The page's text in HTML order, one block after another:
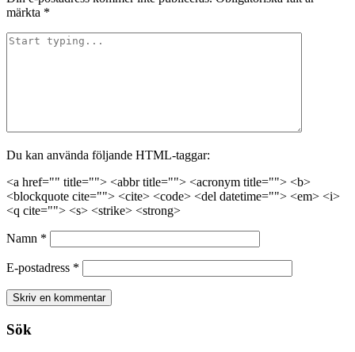
märkta *
Du kan använda följande HTML-taggar:
<a href="" title=""> <abbr title=""> <acronym title=""> <b>
<blockquote cite=""> <cite> <code> <del datetime=""> <em> <i>
<q cite=""> <s> <strike> <strong>
Namn *
E-postadress *
Sök